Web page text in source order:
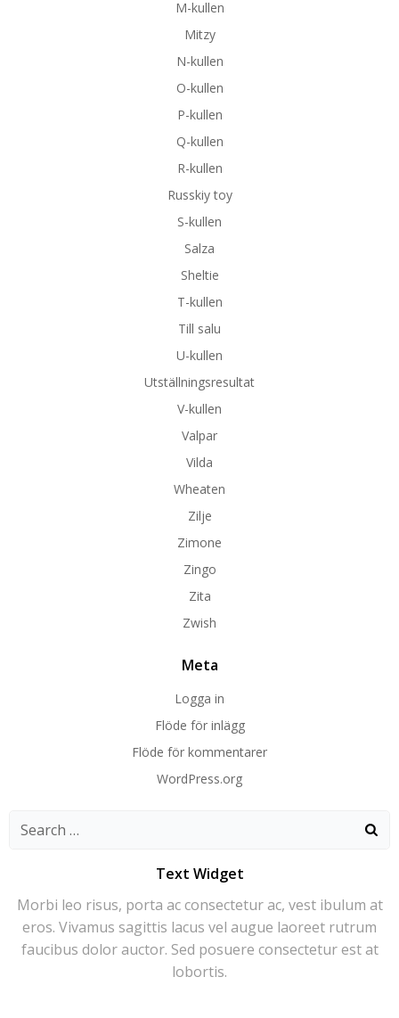
M-kullen
Mitzy
N-kullen
O-kullen
P-kullen
Q-kullen
R-kullen
Russkiy toy
S-kullen
Salza
Sheltie
T-kullen
Till salu
U-kullen
Utställningsresultat
V-kullen
Valpar
Vilda
Wheaten
Zilje
Zimone
Zingo
Zita
Zwish
Meta
Logga in
Flöde för inlägg
Flöde för kommentarer
WordPress.org
Search
Text Widget
Morbi leo risus, porta ac consectetur ac, vest ibulum at
eros. Vivamus sagittis lacus vel augue laoreet rutrum
faucibus dolor auctor. Sed posuere consectetur est at
lobortis.